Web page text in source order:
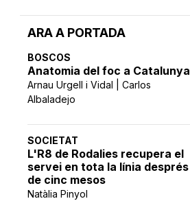
ARA A PORTADA
BOSCOS
Anatomia del foc a Catalunya
Arnau Urgell i Vidal | Carlos
Albaladejo
SOCIETAT
L'R8 de Rodalies recupera el
servei en tota la línia després
de cinc mesos
Natàlia Pinyol